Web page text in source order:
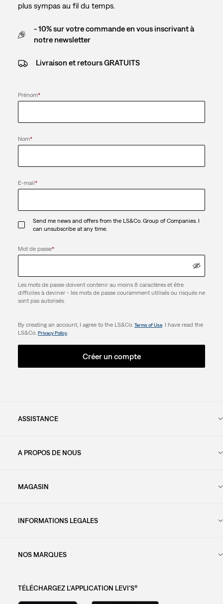
plus sympas au fil du temps.
- 10% sur votre commande en vous inscrivant à
notre newsletter
Livraison et retours GRATUITS
Prénom*
Nom*
E-mail*
Send me news and offers from the LS&Co. Group of Companies. I
can unsubscribe at any time.
Mot de passe*
Les mots de passe doivent contenir au moins 8 caractères et être
difficiles à deviner - les mots de passe couramment utilisés ou risqués ne
sont pas autorisés.
By creating an account, I agree to the LS&Co. Terms of Use. I have read the
LS&Co. Privacy Policy.
Créer un compte
ASSISTANCE
A PROPOS DE NOUS
MAGASIN
INFORMATIONS LEGALES
NOS MARQUES
TÉLÉCHARGEZ L'APPLICATION LEVI'S®